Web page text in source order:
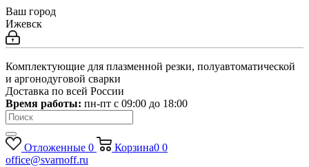
Ваш город
Ижевск
Комплектующие для плазменной резки, полуавтоматической
и аргонодуговой сварки
Доставка по всей России
Время работы: пн-пт c 09:00 до 18:00
Отложенные 0 Корзина0 0
office@svarnoff.ru